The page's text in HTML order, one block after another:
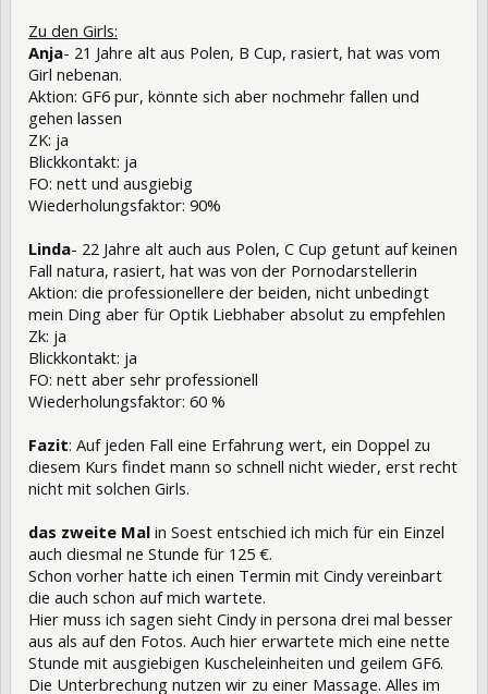
Zu den Girls:
Anja- 21 Jahre alt aus Polen, B Cup, rasiert, hat was vom
Girl nebenan.
Aktion: GF6 pur, könnte sich aber nochmehr fallen und
gehen lassen
ZK: ja
Blickkontakt: ja
FO: nett und ausgiebig
Wiederholungsfaktor: 90%
Linda- 22 Jahre alt auch aus Polen, C Cup getunt auf keinen
Fall natura, rasiert, hat was von der Pornodarstellerin
Aktion: die professionellere der beiden, nicht unbedingt
mein Ding aber für Optik Liebhaber absolut zu empfehlen
Zk: ja
Blickkontakt: ja
FO: nett aber sehr professionell
Wiederholungsfaktor: 60 %
Fazit: Auf jeden Fall eine Erfahrung wert, ein Doppel zu
diesem Kurs findet mann so schnell nicht wieder, erst recht
nicht mit solchen Girls.
das zweite Mal in Soest entschied ich mich für ein Einzel
auch diesmal ne Stunde für 125 €.
Schon vorher hatte ich einen Termin mit Cindy vereinbart
die auch schon auf mich wartete.
Hier muss ich sagen sieht Cindy in persona drei mal besser
aus als auf den Fotos. Auch hier erwartete mich eine nette
Stunde mit ausgiebigen Kuscheleinheiten und geilem GF6.
Die Unterbrechung nutzen wir zu einer Massage. Alles im